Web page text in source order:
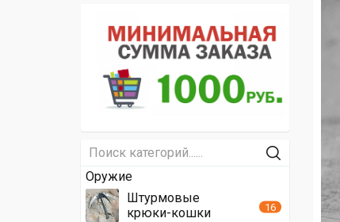
Оружие
Штурмовые
крюки-кошки
16